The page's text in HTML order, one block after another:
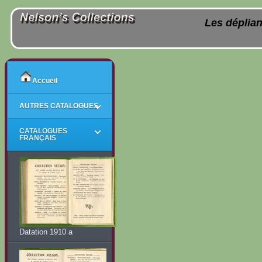
Les
Accueil
AUTRES CATALOGUES
CATALOGUES
FRANÇAIS
Datation 1910 a